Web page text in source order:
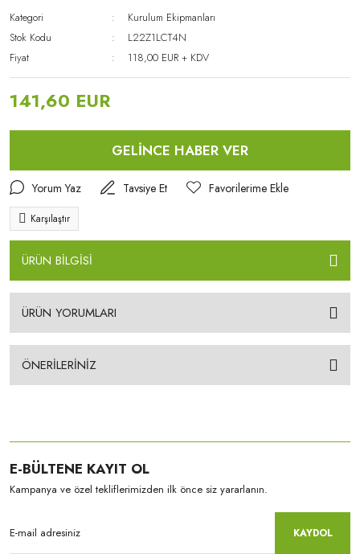
Kategori
Kurulum Ekipmanları
Stok Kodu
L22Z1LCT4N
Fiyat
118,00 EUR + KDV
141,60 EUR
GELİNCE HABER VER
Yorum Yaz Tavsiye Et
Karşılaştır
ÜRÜN BİLGİSİ
ÜRÜN YORUMLARI
ÖNERİLERİNİZ
E-BÜLTENE KAYIT OL
Kampanya ve özel tekliflerimizden ilk önce siz yararlanın.
KAYDOL